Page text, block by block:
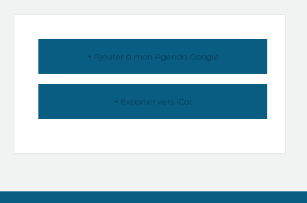
+ Ajouter à mon Agenda Google
+ Exporter vers iCal